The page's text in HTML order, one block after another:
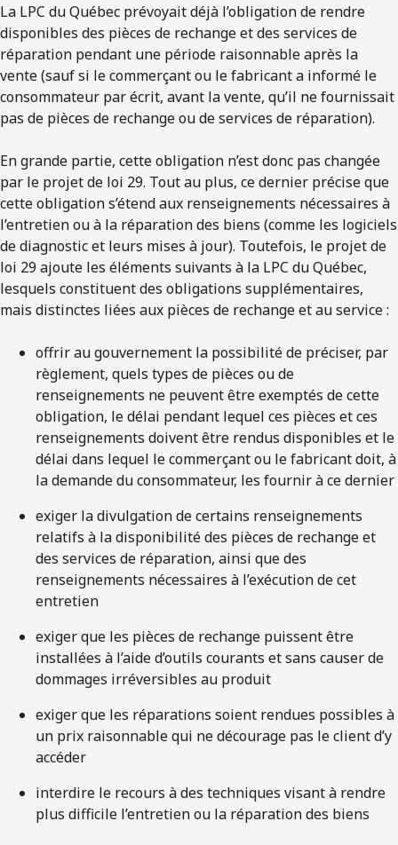
La LPC du Québec prévoyait déjà l’obligation de rendre
disponibles des pièces de rechange et des services de
réparation pendant une période raisonnable après la
vente (sauf si le commerçant ou le fabricant a informé le
consommateur par écrit, avant la vente, qu’il ne fournissait
pas de pièces de rechange ou de services de réparation).
En grande partie, cette obligation n’est donc pas changée
par le projet de loi 29. Tout au plus, ce dernier précise que
cette obligation s’étend aux renseignements nécessaires à
l’entretien ou à la réparation des biens (comme les logiciels
de diagnostic et leurs mises à jour). Toutefois, le projet de
loi 29 ajoute les éléments suivants à la LPC du Québec,
lesquels constituent des obligations supplémentaires,
mais distinctes liées aux pièces de rechange et au service :
offrir au gouvernement la possibilité de préciser, par
règlement, quels types de pièces ou de
renseignements ne peuvent être exemptés de cette
obligation, le délai pendant lequel ces pièces et ces
renseignements doivent être rendus disponibles et le
délai dans lequel le commerçant ou le fabricant doit, à
la demande du consommateur, les fournir à ce dernier
exiger la divulgation de certains renseignements
relatifs à la disponibilité des pièces de rechange et
des services de réparation, ainsi que des
renseignements nécessaires à l’exécution de cet
entretien
exiger que les pièces de rechange puissent être
installées à l’aide d’outils courants et sans causer de
dommages irréversibles au produit
exiger que les réparations soient rendues possibles à
un prix raisonnable qui ne décourage pas le client d’y
accéder
interdire le recours à des techniques visant à rendre
plus difficile l’entretien ou la réparation des biens